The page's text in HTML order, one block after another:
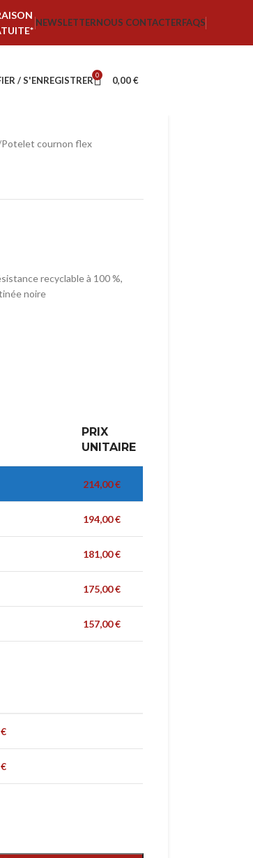
NEWSLETTERNOUS CONTACTERFAQS
/ S'ENREGISTRER 0 0,00€
Potelet cournon flex
recyclable à 100 %,
noire
PRIX
UNITAIRE
214,00€
194,00€
181,00€
175,00€
157,00€
€
€